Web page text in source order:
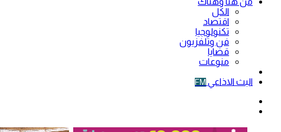
الكل
اقتصاد
تكنولوجيا
فن وتلفزيون
قضايا
منوعات
البث الاذاعي FM